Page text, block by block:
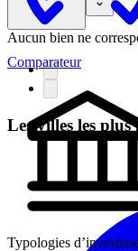
Comparateur
Typologies
Aucun bien ne
Les villes les plus